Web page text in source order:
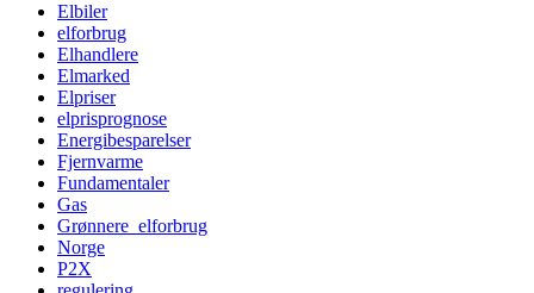
Elbiler
elforbrug
Elhandlere
Elmarked
Elpriser
elprisprognose
Energibesparelser
Fjernvarme
Fundamentaler
Gas
Grønnere_elforbrug
Norge
P2X